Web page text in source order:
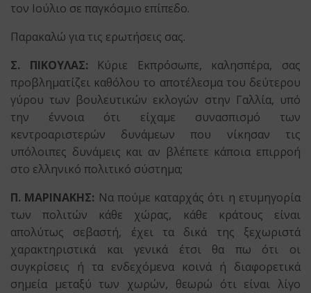
τον Ιούλιο σε παγκόσμιο επίπεδο.
Παρακαλώ για τις ερωτήσεις σας.
Σ. ΠΙΚΟΥΛΑΣ: Κύριε Εκπρόσωπε, καλησπέρα, σας
προβληματίζει καθόλου το αποτέλεσμα του δεύτερου
γύρου των βουλευτικών εκλογών στην Γαλλία, υπό
την έννοια ότι είχαμε συνασπισμό των
κεντροαριστερών δυνάμεων που νίκησαν τις
υπόλοιπες δυνάμεις και αν βλέπετε κάποια επιρροή
στο ελληνικό πολιτικό σύστημα;
Π. ΜΑΡΙΝΑΚΗΣ: Να πούμε καταρχάς ότι η ετυμηγορία
των πολιτών κάθε χώρας, κάθε κράτους είναι
απολύτως σεβαστή, έχει τα δικά της ξεχωριστά
χαρακτηριστικά και γενικά έτσι θα πω ότι οι
συγκρίσεις ή τα ενδεχόμενα κοινά ή διαφορετικά
σημεία μεταξύ των χωρών, θεωρώ ότι είναι λίγο